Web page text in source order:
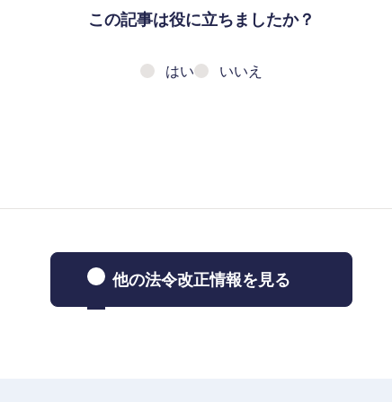
この記事は役に立ちましたか？
はい いいえ
他の法令改正情報を見る